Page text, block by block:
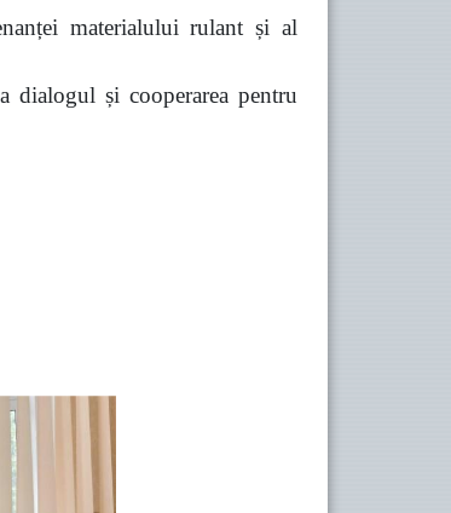
materialului rulant și al
dialogul și cooperarea pentru